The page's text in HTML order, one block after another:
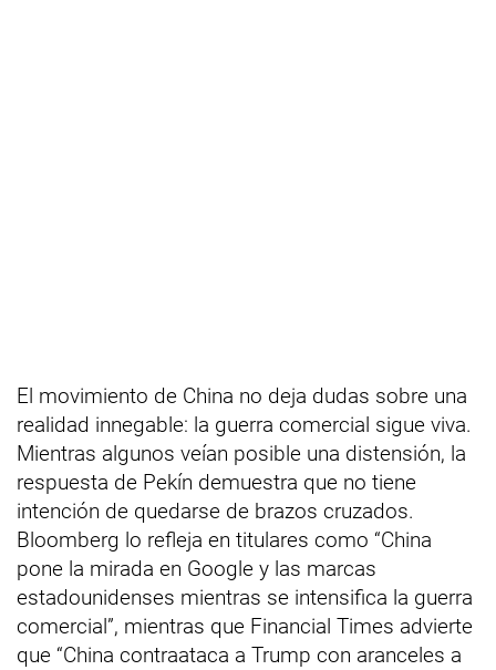
El movimiento de China no deja dudas sobre una
realidad innegable: la guerra comercial sigue viva.
Mientras algunos veían posible una distensión, la
respuesta de Pekín demuestra que no tiene
intención de quedarse de brazos cruzados.
Bloomberg lo refleja en titulares como “China
pone la mirada en Google y las marcas
estadounidenses mientras se intensifica la guerra
comercial”, mientras que Financial Times advierte
que “China contraataca a Trump con aranceles a